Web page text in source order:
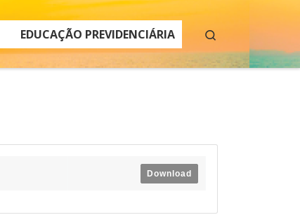
EDUCAÇÃO PREVIDENCIÁRIA
Download